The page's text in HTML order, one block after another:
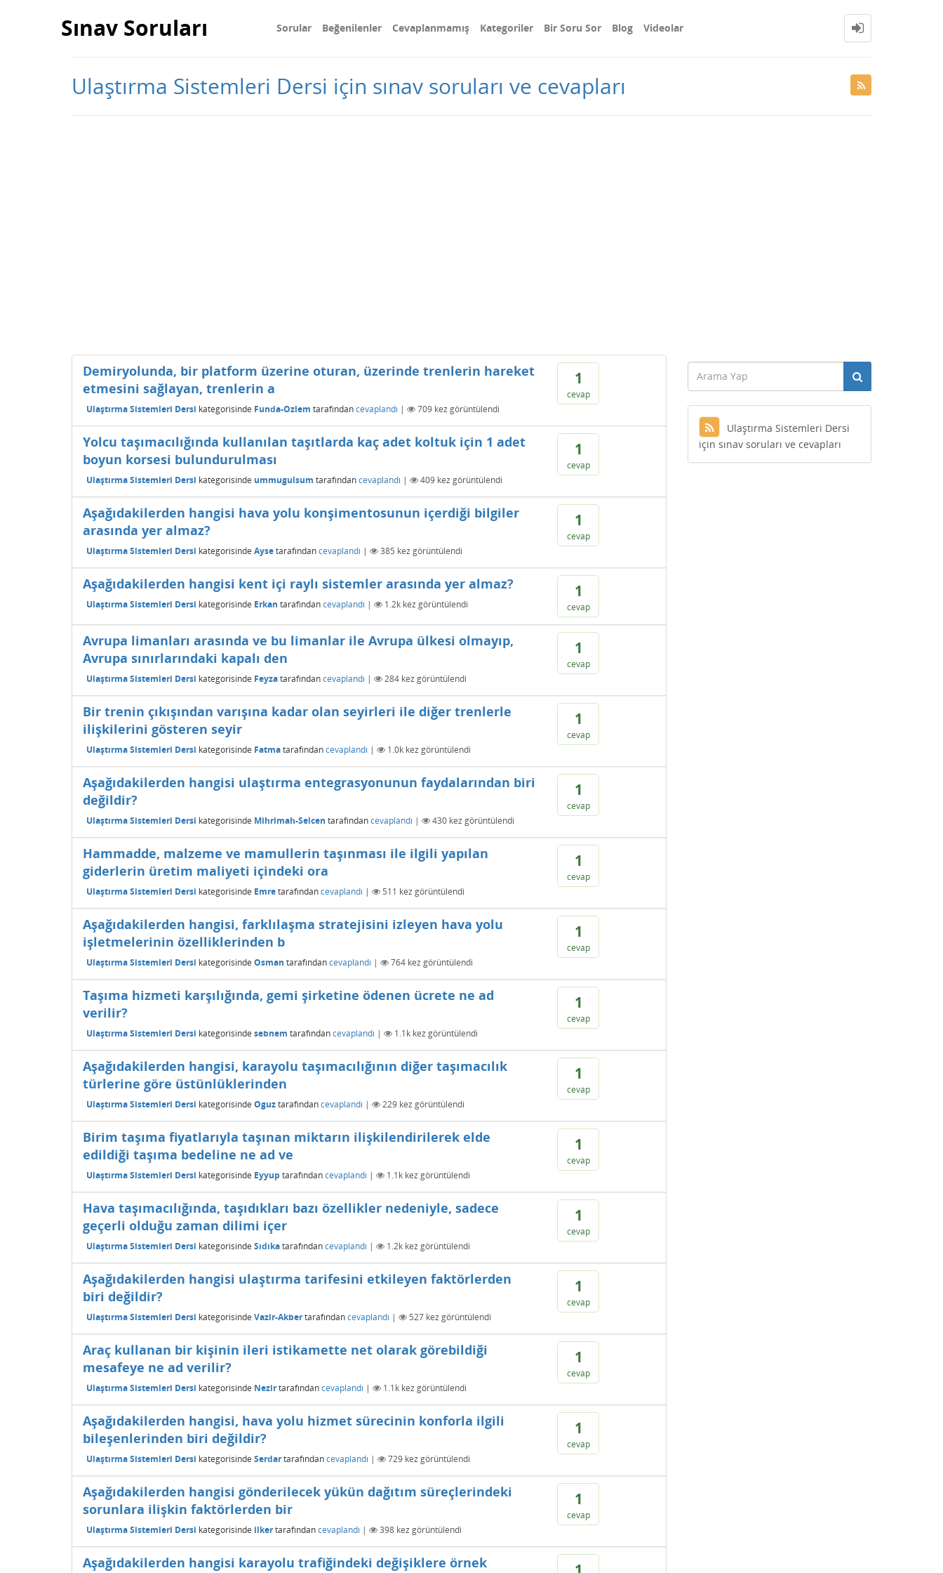
Sınav Soruları Sorular Beğenilenler Cevaplanmamış Kategoriler Bir Soru Sor Blog Videolar
Ulaştırma Sistemleri Dersi için sınav soruları ve cevapları
1
cevap
Demiryolunda, bir platform üzerine oturan, üzerinde trenlerin hareket
etmesini sağlayan, trenlerin a
Ulaştırma Sistemleri Dersi kategorisinde Funda-Ozlem tarafındancevaplandı | 709 kez görüntülendi
1
cevap
Yolcu taşımacılığında kullanılan taşıtlarda kaç adet koltuk için 1 adet
boyun korsesi bulundurulması
Ulaştırma Sistemleri Dersi kategorisinde ummugulsum tarafındancevaplandı | 409 kez görüntülendi
1
cevap
Aşağıdakilerden hangisi hava yolu konşimentosunun içerdiği bilgiler
arasında yer almaz?
Ulaştırma Sistemleri Dersi kategorisinde Aysetarafındancevaplandı | 385 kez görüntülendi
1
cevap
Aşağıdakilerden hangisi kent içi raylı sistemler arasında yer almaz?
Ulaştırma Sistemleri Dersi kategorisinde Erkan tarafındancevaplandı | 1.2k kez görüntülendi
1
cevap
Avrupa limanları arasında ve bu limanlar ile Avrupa ülkesi olmayıp,
Avrupa sınırlarındaki kapalı den
Ulaştırma Sistemleri Dersi kategorisinde Feyzatarafındancevaplandı | 284 kez görüntülendi
1
cevap
Bir trenin çıkışından varışına kadar olan seyirleri ile diğer trenlerle
ilişkilerini gösteren seyir
Ulaştırma Sistemleri Dersi kategorisinde Fatmatarafındancevaplandı | 1.0k kez görüntülendi
1
cevap
Aşağıdakilerden hangisi ulaştırma entegrasyonunun faydalarından biri
değildir?
Ulaştırma Sistemleri Dersi kategorisinde Mihrimah-Selcen tarafındancevaplandı | 430 kez görüntülendi
1
cevap
Hammadde, malzeme ve mamullerin taşınması ile ilgili yapılan
giderlerin üretim maliyeti içindeki ora
Ulaştırma Sistemleri Dersi kategorisinde Emretarafındancevaplandı | 511 kez görüntülendi
1
cevap
Aşağıdakilerden hangisi, farklılaşma stratejisini izleyen hava yolu
işletmelerinin özelliklerinden b
Ulaştırma Sistemleri Dersi kategorisinde Osman tarafındancevaplandı | 764 kez görüntülendi
1
cevap
Taşıma hizmeti karşılığında, gemi şirketine ödenen ücrete ne ad
verilir?
Ulaştırma Sistemleri Dersi kategorisinde sebnem tarafındancevaplandı | 1.1k kez görüntülendi
1
cevap
Aşağıdakilerden hangisi, karayolu taşımacılığının diğer taşımacılık
türlerine göre üstünlüklerinden
Ulaştırma Sistemleri Dersi kategorisinde Oguztarafındancevaplandı | 229 kez görüntülendi
1
cevap
Birim taşıma fiyatlarıyla taşınan miktarın ilişkilendirilerek elde
edildiği taşıma bedeline ne ad ve
Ulaştırma Sistemleri Dersi kategorisinde Eyyup tarafındancevaplandı | 1.1k kez görüntülendi
1
cevap
Hava taşımacılığında, taşıdıkları bazı özellikler nedeniyle, sadece
geçerli olduğu zaman dilimi içer
Ulaştırma Sistemleri Dersi kategorisinde Sıdıkatarafındancevaplandı | 1.2k kez görüntülendi
1
cevap
Aşağıdakilerden hangisi ulaştırma tarifesini etkileyen faktörlerden
biri değildir?
Ulaştırma Sistemleri Dersi kategorisinde Vazir-Akbertarafındancevaplandı | 527 kez görüntülendi
1
cevap
Araç kullanan bir kişinin ileri istikamette net olarak görebildiği
mesafeye ne ad verilir?
Ulaştırma Sistemleri Dersi kategorisinde Nezirtarafındancevaplandı | 1.1k kez görüntülendi
1
cevap
Aşağıdakilerden hangisi, hava yolu hizmet sürecinin konforla ilgili
bileşenlerinden biri değildir?
Ulaştırma Sistemleri Dersi kategorisinde Serdartarafındancevaplandı | 729 kez görüntülendi
1
cevap
Aşağıdakilerden hangisi gönderilecek yükün dağıtım süreçlerindeki
sorunlara ilişkin faktörlerden bir
Ulaştırma Sistemleri Dersi kategorisinde ilkertarafındancevaplandı | 398 kez görüntülendi
Aşağıdakilerden hangisi karayolu trafiğindeki değişiklere örnek
Ulaştırma Sistemleri Dersi
için sınav soruları ve cevapları